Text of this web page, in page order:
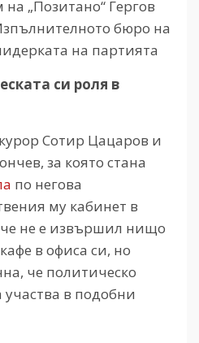
„Позитано“ Гергов
бюро на
на партията
си роля в
Сотир Цацаров и
за която стана
по негова
му кабинет в
че не е извършил нищо
в офиса си, но
че политическо
в подобни